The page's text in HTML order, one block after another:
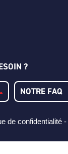
?
NOTRE FAQ
de confidentialité -